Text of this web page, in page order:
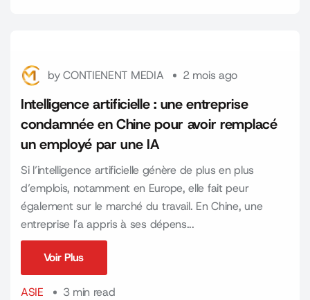
byCONTIENENT MEDIA 2 mois ago
Intelligence artificielle : une entreprise
condamnée en Chine pour avoir remplacé
un employé par une IA
Si l’intelligence artificielle génère de plus en plus
d’emplois, notamment en Europe, elle fait peur
également sur le marché du travail. En Chine, une
entreprise l’a appris à ses dépens...
Voir Plus
ASIE
3 min read